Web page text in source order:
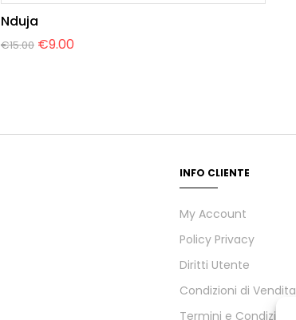
Nduja
€15.00 €9.00
INFO CLIENTE
My Account
Policy Privacy
Diritti Utente
Condizioni di Vendita
Termini e Condizioni